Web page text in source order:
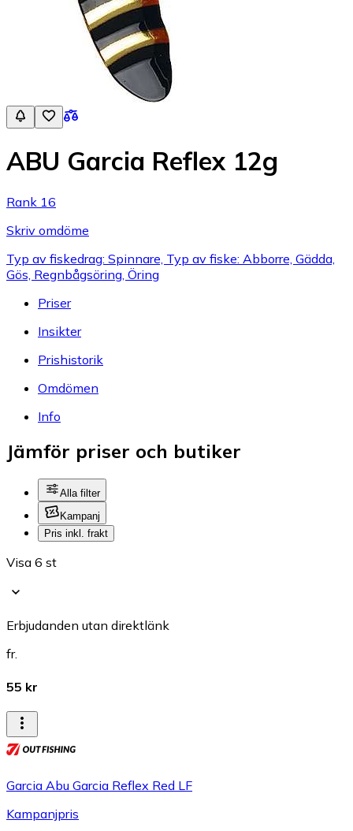
ABU Garcia Reflex 12g
Rank 16
Skriv omdöme
Typ av fiskedrag: Spinnare, Typ av fiske: Abborre, Gädda,
Gös, Regnbågsöring, Öring
Priser
Insikter
Prishistorik
Omdömen
Info
Jämför priser och butiker
Alla filter
Kampanj
Pris inkl. frakt
Visa 6 st
Erbjudanden utan direktlänk
fr.
55 kr
Garcia Abu Garcia Reflex Red LF
Kampanjpris